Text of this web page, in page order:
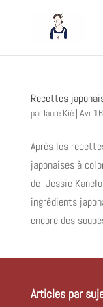
Recettes
par laure Kié| Avr
Après les
japonaises à
de Jessie
ingrédients
encore des
Articles par